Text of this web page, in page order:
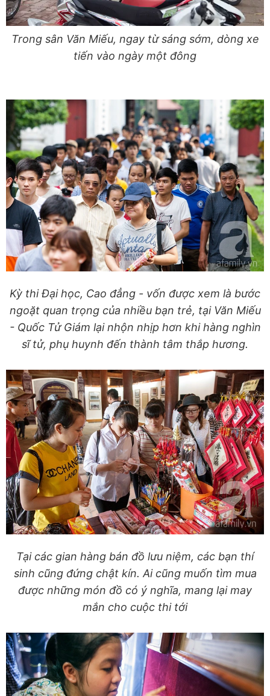
Trong sân Văn Miếu, ngay từ sáng sớm, dòng xe
tiến vào ngày một đông
Kỳ thi Đại học, Cao đẳng - vốn được xem là bước
ngoặt quan trọng của nhiều bạn trẻ, tại Văn Miếu
- Quốc Tử Giám lại nhộn nhịp hơn khi hàng nghìn
sĩ tử, phụ huynh đến thành tâm thắp hương.
Tại các gian hàng bán đồ lưu niệm, các bạn thí
sinh cũng đứng chật kín. Ai cũng muốn tìm mua
được những món đồ có ý nghĩa, mang lại may
mắn cho cuộc thi tới